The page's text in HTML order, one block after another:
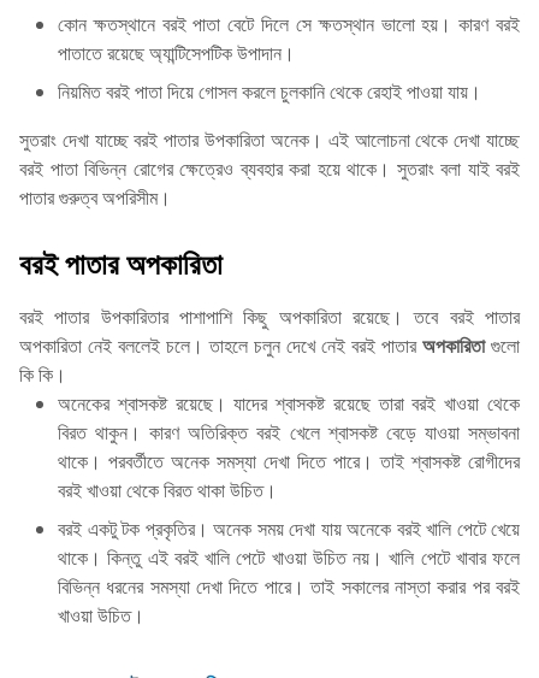
কোন ক্ষতস্থানে বরই পাতা বেটে দিলে সে ক্ষতস্থান ভালো হয়। কারণ বরই
পাতাতে রয়েছে অ্যান্টিসেপটিক উপাদান।
নিয়মিত বরই পাতা দিয়ে গোসল করলে চুলকানি থেকে রেহাই পাওয়া যায়।
সুতরাং দেখা যাচ্ছে বরই পাতার উপকারিতা অনেক। এই আলোচনা থেকে দেখা যাচ্ছে
বরই পাতা বিভিন্ন রোগের ক্ষেত্রেও ব্যবহার করা হয়ে থাকে। সুতরাং বলা যাই বরই
পাতার গুরুত্ব অপরিসীম।
বরই পাতার অপকারিতা
বরই পাতার উপকারিতার পাশাপাশি কিছু অপকারিতা রয়েছে। তবে বরই পাতার
অপকারিতা নেই বললেই চলে। তাহলে চলুন দেখে নেই বরই পাতারঅপকারিতাগুলো
কি কি।
অনেকের শ্বাসকষ্ট রয়েছে। যাদের শ্বাসকষ্ট রয়েছে তারা বরই খাওয়া থেকে
বিরত থাকুন। কারণ অতিরিক্ত বরই খেলে শ্বাসকষ্ট বেড়ে যাওয়া সম্ভাবনা
থাকে। পরবর্তীতে অনেক সমস্যা দেখা দিতে পারে। তাই শ্বাসকষ্ট রোগীদের
বরই খাওয়া থেকে বিরত থাকা উচিত।
বরই একটু টক প্রকৃতির। অনেক সময় দেখা যায় অনেকে বরই খালি পেটে খেয়ে
থাকে। কিন্তু এই বরই খালি পেটে খাওয়া উচিত নয়। খালি পেটে খাবার ফলে
বিভিন্ন ধরনের সমস্যা দেখা দিতে পারে। তাই সকালের নাস্তা করার পর বরই
খাওয়া উচিত।